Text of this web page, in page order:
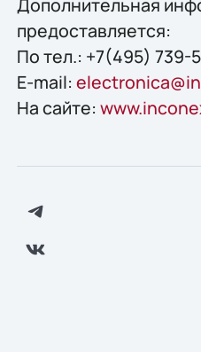
Дополнительная
предоставляется:
По тел.: +7(495) 739-
E-mail:
На сайте: